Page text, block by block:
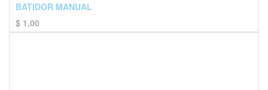
BATIDOR MANUAL
$ 1,00